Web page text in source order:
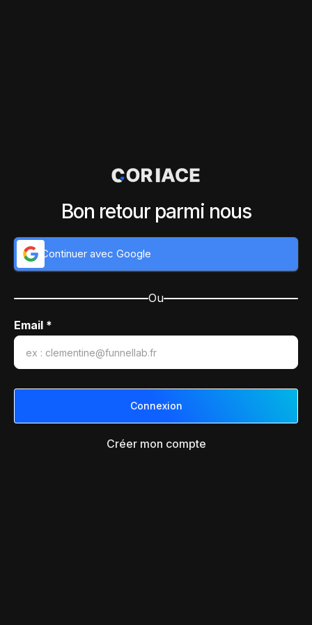
Bon retour parmi nous
Continuer avec Google
Ou
Email *
Créer mon compte